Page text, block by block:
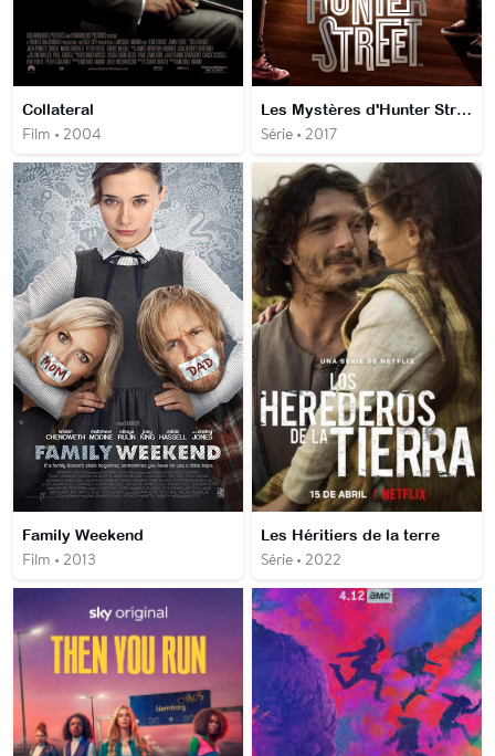
Collateral
Film • 2004
Les Mystères d'Hunter Street
Série • 2017
Family Weekend
Film • 2013
Les Héritiers de la terre
Série • 2022